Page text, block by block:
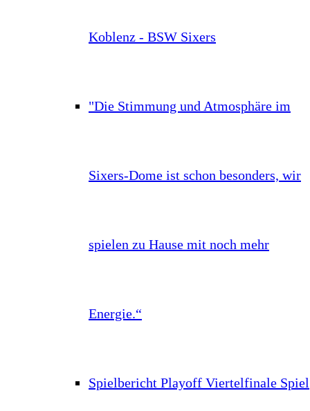
Koblenz - BSW Sixers
"Die Stimmung und Atmosphäre im
Sixers-Dome ist schon besonders, wir
spielen zu Hause mit noch mehr
Energie.“
Spielbericht Playoff Viertelfinale Spiel